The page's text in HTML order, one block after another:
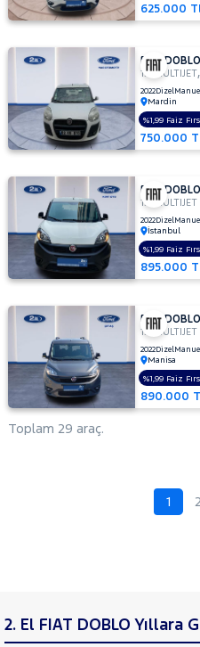
HONDA
ISUZU
Jaecoo
JEEP
KIA
LANCIA
MAN
MERCEDES-
BENZ
MINI
MITSUBISHI
MOTORSIKLET
NISSAN
OPEL
PEUGEOT
TRAKTÖR
625.000
FIAT DOBLO
1.6 MULTIJET
2022Dizel
Mardin
750.000
%1,99 Faiz
FIAT DOBLO
1.6 MULTIJET
2022Dizel
İstanbul
895.000
%1,99 Faiz
FIAT DOBLO
1.6
2022Dizel
Manisa
890.000
%1,99 Faiz
Toplam 29 araç.
1
2. El FIAT DOBLO Yıllara